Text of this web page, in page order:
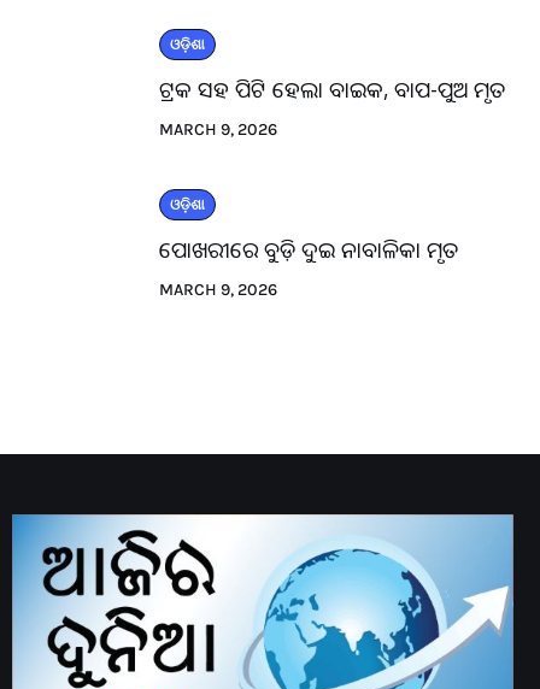
ଓଡ଼ିଶା
ଟ୍ରକ ସହ ପିଟି ହେଲା ବାଇକ, ବାପ-ପୁଅ ମୃତ
MARCH 9, 2026
ଓଡ଼ିଶା
ପୋଖରୀରେ ବୁଡ଼ି ଦୁଇ ନାବାଳିକା ମୃତ
MARCH 9, 2026